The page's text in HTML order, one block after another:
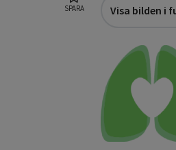
SPARA Visa bilden i